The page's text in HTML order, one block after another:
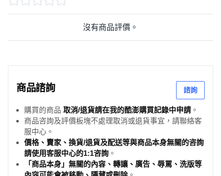
沒有商品評價。
商品諮詢 諮詢
購買的商品 取消/退貨請在我的酷澎購買記錄中申請 。
商品咨詢及評價板塊不處理取消或退貨事宜，請聯絡客
服中心。
價格、賣家、換貨/退貨及配送等與商品本身無關的咨詢
請使用客服中心的1:1咨詢 。
「商品本身」無關的內容、轉讓、廣告、辱罵、洗版等